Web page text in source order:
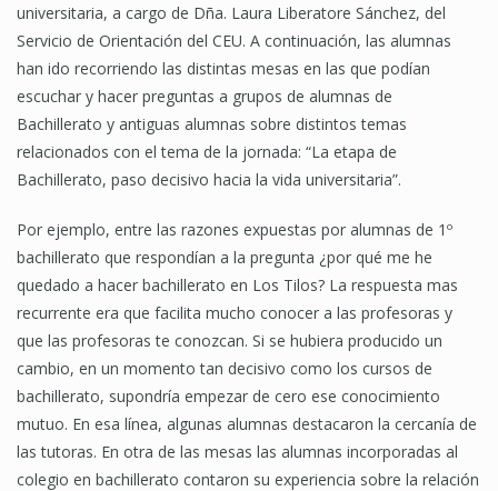
universitaria, a cargo de Dña. Laura Liberatore Sánchez, del
Servicio de Orientación del CEU. A continuación, las alumnas
han ido recorriendo las distintas mesas en las que podían
escuchar y hacer preguntas a grupos de alumnas de
Bachillerato y antiguas alumnas sobre distintos temas
relacionados con el tema de la jornada: “La etapa de
Bachillerato, paso decisivo hacia la vida universitaria”.
Por ejemplo, entre las razones expuestas por alumnas de 1º
bachillerato que respondían a la pregunta ¿por qué me he
quedado a hacer bachillerato en Los Tilos? La respuesta mas
recurrente era que facilita mucho conocer a las profesoras y
que las profesoras te conozcan. Si se hubiera producido un
cambio, en un momento tan decisivo como los cursos de
bachillerato, supondría empezar de cero ese conocimiento
mutuo. En esa línea, algunas alumnas destacaron la cercanía de
las tutoras. En otra de las mesas las alumnas incorporadas al
colegio en bachillerato contaron su experiencia sobre la relación